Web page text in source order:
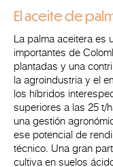
El aceite de
La palma aceitera es
importantes de
plantadas y una
la agroindustria y el
los híbridos
superiores a las 25 t/
una gestión
ese potencial de
técnico. Una gran
cultiva en suelos